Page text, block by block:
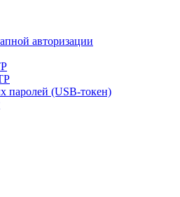
авторизации
паролей (USB-токен)